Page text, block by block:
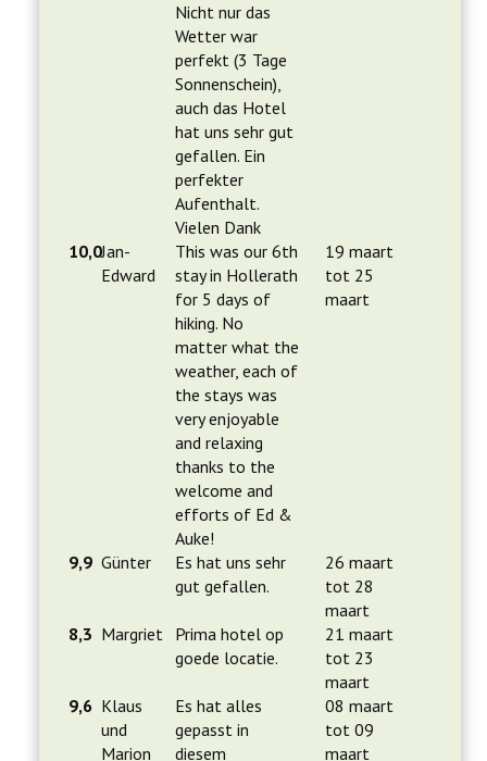
Nicht nur das
Wetter war
perfekt (3 Tage
Sonnenschein),
auch das Hotel
hat uns sehr gut
gefallen. Ein
perfekter
Aufenthalt.
Vielen Dank
10,0Jan-
Edward
This was our 6th
stay in Hollerath
for 5 days of
hiking. No
matter what the
weather, each of
the stays was
very enjoyable
and relaxing
thanks to the
welcome and
efforts of Ed &
Auke!
19 maart
tot 25
maart
9,9 Günter
Es hat uns sehr
gut gefallen.
26 maart
tot 28
maart
8,3 Margriet
Prima hotel op
goede locatie.
21 maart
tot 23
maart
9,6 Klaus
und
Marion
Es hat alles
gepasst in
diesem
08 maart
tot 09
maart